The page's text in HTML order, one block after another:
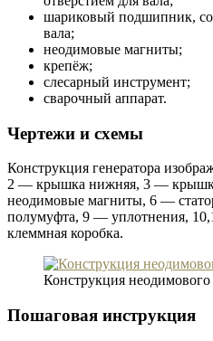
шариковый подшипник,
вала;
неодимовые магниты;
крепёж;
слесарный инструмент;
сварочный аппарат.
Чертежи и схемы
Конструкция генератора
2 — крышка нижняя, 3 —
неодимовые магниты, 6 —
полумуфта, 9 — уплотнения,
клеммная коробка.
Конструкция неодимового
Пошаговая инструкция